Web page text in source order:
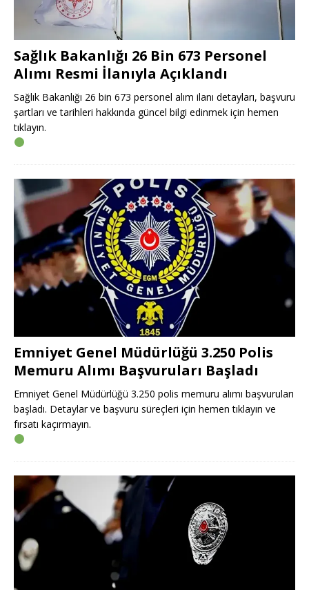
Sağlık Bakanlığı 26 Bin 673 Personel
Alımı Resmi İlanıyla Açıklandı
Sağlık Bakanlığı 26 bin 673 personel alım ilanı detayları, başvuru
şartları ve tarihleri hakkında güncel bilgi edinmek için hemen
tıklayın.
Emniyet Genel Müdürlüğü 3.250 Polis
Memuru Alımı Başvuruları Başladı
Emniyet Genel Müdürlüğü 3.250 polis memuru alımı başvuruları
başladı. Detaylar ve başvuru süreçleri için hemen tıklayın ve
fırsatı kaçırmayın.